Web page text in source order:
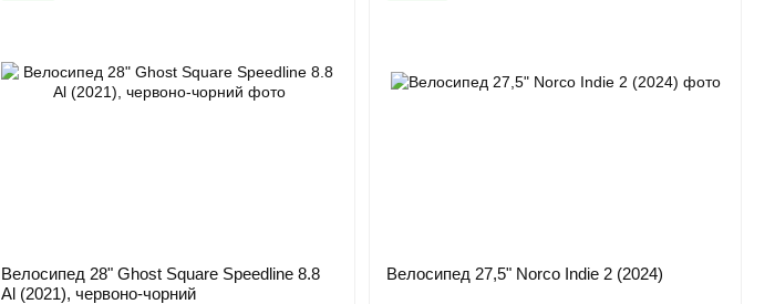
Велосипед 28" Ghost Square Speedline 8.8
Al (2021), червоно-чорний
Велосипед 27,5" Norco Indie 2 (2024)